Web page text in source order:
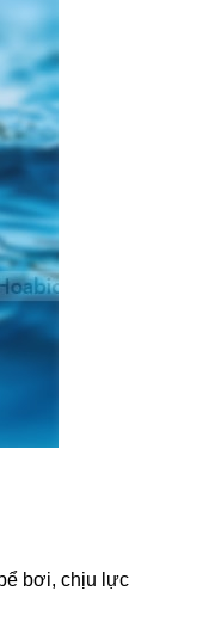
bơi, chịu lực